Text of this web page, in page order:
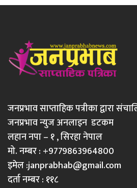
जनप्रभाव साप्ताहिक पत्रीका द्वारा
जनप्रभाव न्युज अनलाइन डटकम
लहान नपा – १ , सिरहा नेपाल
मो. नम्बर : +9779863964800
इमेल :janprabhab@gmail.com
दर्ता नम्बर : ११८